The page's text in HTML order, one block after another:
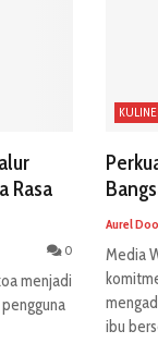
Rasa
0
menjadi
Aurel Doo
Media
ibu